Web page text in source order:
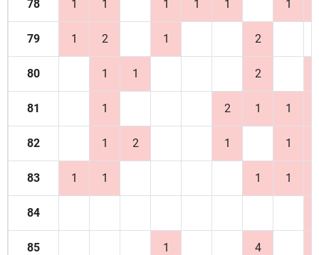
78 1 1 1 1 1 1
79 1 2 1 2
80 1 1 2
81 1 2 1 1
82 1 2 1 1
83 1 1 1 1
84
85 1 4